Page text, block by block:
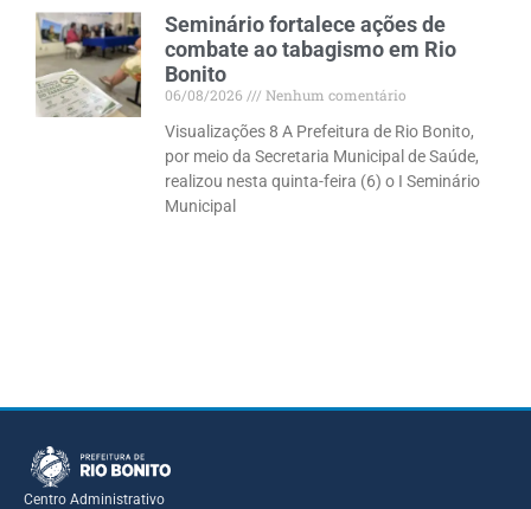
Seminário fortalece ações de
combate ao tabagismo em Rio
Bonito
06/08/2026
Nenhum comentário
Visualizações 8 A Prefeitura de Rio Bonito,
por meio da Secretaria Municipal de Saúde,
realizou nesta quinta-feira (6) o I Seminário
Municipal
Centro Administrativo